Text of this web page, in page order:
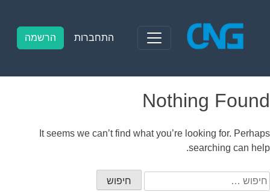
content
התחברות הרשמה
Nothing Found
It seems we can’t find what you’re looking for. Perhaps
searching can help.
חיפוש: